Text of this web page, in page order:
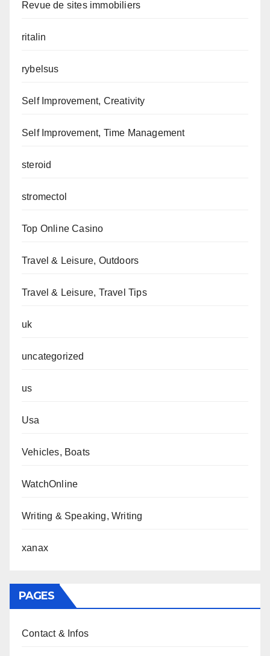
Revue de sites immobiliers
ritalin
rybelsus
Self Improvement, Creativity
Self Improvement, Time Management
steroid
stromectol
Top Online Casino
Travel & Leisure, Outdoors
Travel & Leisure, Travel Tips
uk
uncategorized
us
Usa
Vehicles, Boats
WatchOnline
Writing & Speaking, Writing
xanax
PAGES
Contact & Infos